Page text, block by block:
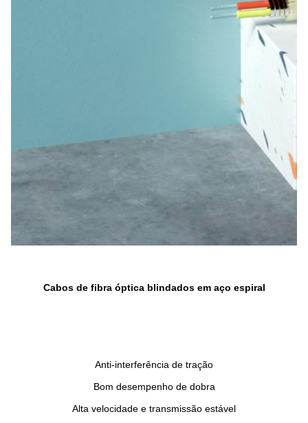
Cabos de fibra óptica blindados em aço espiral
Anti-interferência de tração
Bom desempenho de dobra
Alta velocidade e transmissão estável